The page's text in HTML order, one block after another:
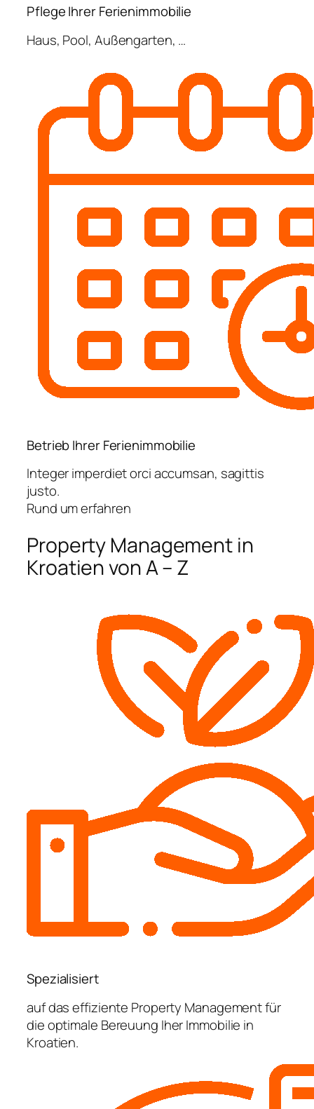
Pflege Ihrer Ferienimmobilie
Haus, Pool, Außengarten, …
Betrieb Ihrer Ferienimmobilie
Integer imperdiet orci accumsan, sagittis
justo.
Rund um erfahren
Property Management in
Kroatien von A – Z
Spezialisiert
auf das effiziente Property Management für
die optimale Bereuung Iher Immobilie in
Kroatien.